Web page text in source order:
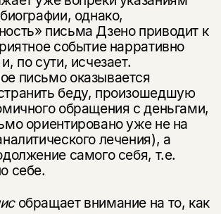
однако,
письма Дзено приводит к
событие нарративно
по сути, исчезает.
письмо оказывается
беду, произошедшую
обращения с деньгами,
ориентировано уже не на
лечения), а
самого себя, т.е.
себе.
обращает внимание на то, как
нет, вернуться назад